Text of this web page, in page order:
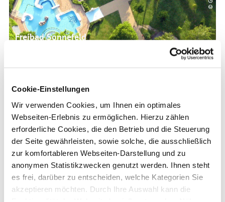
Cookie-Einstellungen
Wir verwenden Cookies, um Ihnen ein optimales
Webseiten-Erlebnis zu ermöglichen. Hierzu zählen
erforderliche Cookies, die den Betrieb und die Steuerung
der Seite gewährleisten, sowie solche, die ausschließlich
zur komfortableren Webseiten-Darstellung und zu
anonymen Statistikzwecken genutzt werden. Ihnen steht
es frei, darüber zu entscheiden, welche Kategorien Sie
akzeptieren möchten. Durch Ihre Auswahl kann die
Freibad Sonnefeld
Reisetipps